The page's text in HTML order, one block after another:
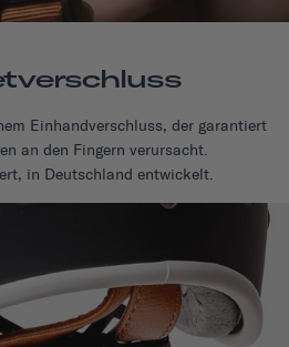
Einhandverschluss, der garantiert
an den Fingern verursacht.
in Deutschland entwickelt.